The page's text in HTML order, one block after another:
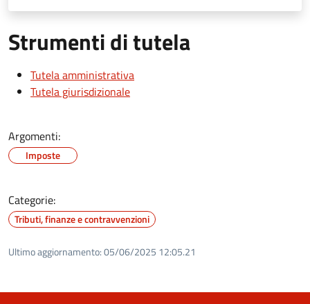
Strumenti di tutela
Tutela amministrativa
Tutela giurisdizionale
Argomenti:
Imposte
Categorie:
Tributi, finanze e contravvenzioni
Ultimo aggiornamento:05/06/2025 12:05.21